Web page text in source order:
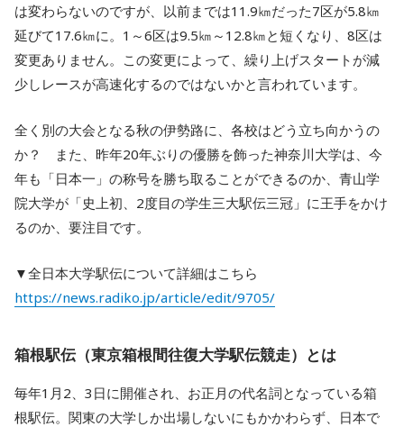
は変わらないのですが、以前までは11.9㎞だった7区が5.8㎞
延びて17.6㎞に。1～6区は9.5㎞～12.8㎞と短くなり、8区は
変更ありません。この変更によって、繰り上げスタートが減
少しレースが高速化するのではないかと言われています。
全く別の大会となる秋の伊勢路に、各校はどう立ち向かうの
か？ また、昨年20年ぶりの優勝を飾った神奈川大学は、今
年も「日本一」の称号を勝ち取ることができるのか、青山学
院大学が「史上初、2度目の学生三大駅伝三冠」に王手をかけ
るのか、要注目です。
▼全日本大学駅伝について詳細はこちら
https://news.radiko.jp/article/edit/9705/
箱根駅伝（東京箱根間往復大学駅伝競走）とは
毎年1月2、3日に開催され、お正月の代名詞となっている箱
根駅伝。関東の大学しか出場しないにもかかわらず、日本で